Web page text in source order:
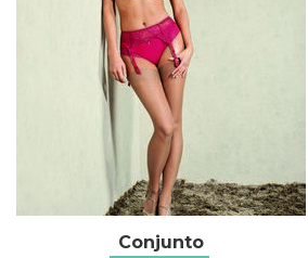
Conjunto